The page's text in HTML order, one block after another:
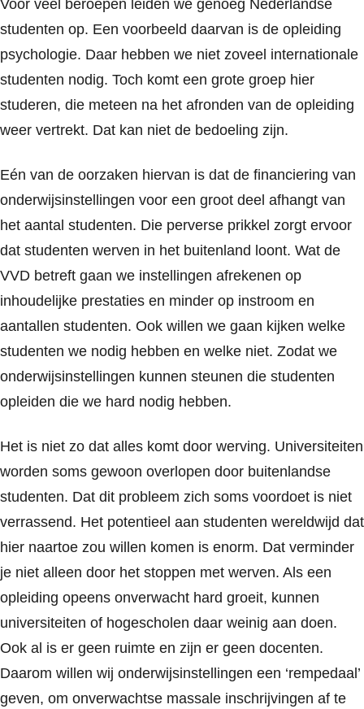
Voor veel beroepen leiden we genoeg Nederlandse
studenten op. Een voorbeeld daarvan is de opleiding
psychologie. Daar hebben we niet zoveel internationale
studenten nodig. Toch komt een grote groep hier
studeren, die meteen na het afronden van de opleiding
weer vertrekt. Dat kan niet de bedoeling zijn.
Eén van de oorzaken hiervan is dat de financiering van
onderwijsinstellingen voor een groot deel afhangt van
het aantal studenten. Die perverse prikkel zorgt ervoor
dat studenten werven in het buitenland loont. Wat de
VVD betreft gaan we instellingen afrekenen op
inhoudelijke prestaties en minder op instroom en
aantallen studenten. Ook willen we gaan kijken welke
studenten we nodig hebben en welke niet. Zodat we
onderwijsinstellingen kunnen steunen die studenten
opleiden die we hard nodig hebben.
Het is niet zo dat alles komt door werving. Universiteiten
worden soms gewoon overlopen door buitenlandse
studenten. Dat dit probleem zich soms voordoet is niet
verrassend. Het potentieel aan studenten wereldwijd dat
hier naartoe zou willen komen is enorm. Dat verminder
je niet alleen door het stoppen met werven. Als een
opleiding opeens onverwacht hard groeit, kunnen
universiteiten of hogescholen daar weinig aan doen.
Ook al is er geen ruimte en zijn er geen docenten.
Daarom willen wij onderwijsinstellingen een ‘rempedaal’
geven, om onverwachtse massale inschrijvingen af te